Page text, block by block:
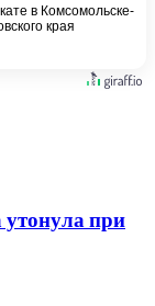
в Комсомольске-
края
при